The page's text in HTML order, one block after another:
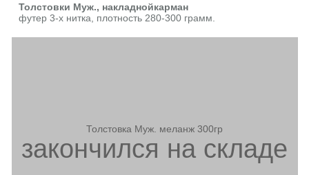
Толстовки Муж., накладнойкарман
футер 3-х нитка, плотность 280-300 грамм.
Толстовка Муж. меланж 300гр
закончился на складе